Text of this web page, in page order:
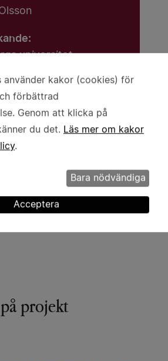
universitet
universitet
kronor
projekt
använder kakor (cookies) för
förbättrad
Genom att klicka på
du det. Läs mer om kakor
.
Bara nödvändiga
Acceptera